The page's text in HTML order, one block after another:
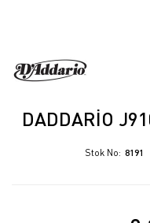
DADDARIO
Stok No 8191